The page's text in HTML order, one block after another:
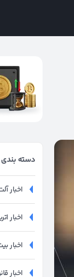
دسته بندی
اخبار
اخبار
اخبار
اخبار